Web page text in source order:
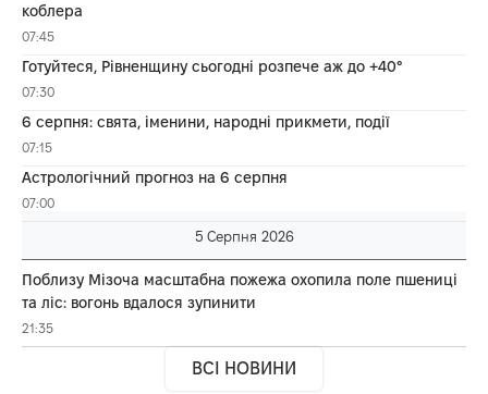
коблера
07:45
Готуйтеся, Рівненщину сьогодні розпече аж до +40°
07:30
6 серпня: свята, іменини, народні прикмети, події
07:15
Астрологічний прогноз на 6 серпня
07:00
5 Серпня 2026
Поблизу Мізоча масштабна пожежа охопила поле пшениці
та ліс: вогонь вдалося зупинити
21:35
ВСІ НОВИНИ